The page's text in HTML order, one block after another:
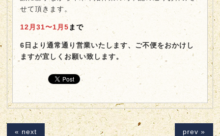
せて頂きます。
12月31〜1月5 まで
6日より通常通り営業いたします、ご不便をおかけし
ますが宜しくお願い致します。
« next prev »